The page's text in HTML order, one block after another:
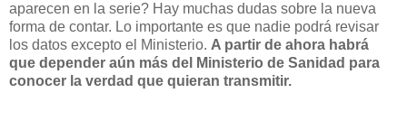
aparecen en la serie? Hay muchas dudas sobre la nueva
forma de contar. Lo importante es que nadie podrá revisar
los datos excepto el Ministerio. A partir de ahora habrá
que depender aún más del Ministerio de Sanidad para
conocer la verdad que quieran transmitir.